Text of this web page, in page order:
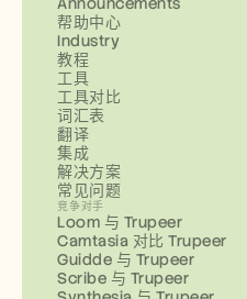
帮助中心
Industry
教程
工具
工具对比
词汇表
翻译
集成
解决方案
常见问题
竞争对手
Loom 与 Trupeer
Camtasia 对比 Trupeer
Guidde 与 Trupeer
Scribe 与 Trupeer